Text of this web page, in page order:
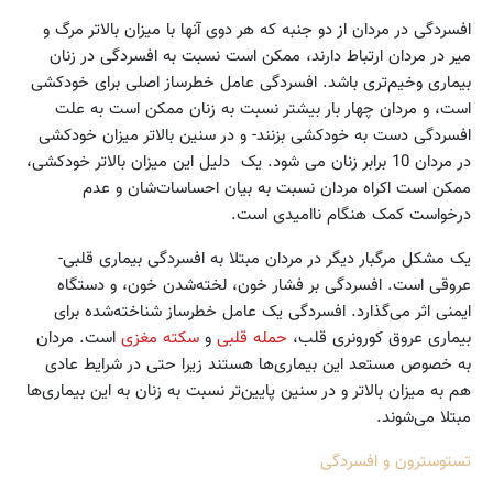
افسردگی در مردان از دو جنبه که هر دوی آنها با میزان بالاتر مرگ و
میر در مردان ارتباط دارند، ممکن است نسبت به افسردگی در زنان
بیماری وخیم‌تری باشد. افسردگی عامل خطرساز اصلی برای خودکشی
است، و مردان چهار بار بیشتر نسبت به زنان ممکن است به علت
افسردگی دست به خودکشی بزنند- و در سنین بالاتر میزان خودکشی
در مردان 10 برابر زنان می شود. یک دلیل این میزان بالاتر خودکشی،
ممکن است اکراه مردان نسبت به بیان احساسات‌شان و عدم
درخواست کمک هنگام ناامیدی است.
یک مشکل مرگبار دیگر در مردان مبتلا به افسردگی بیماری قلبی-
عروقی است. افسردگی بر فشار خون، لخته‌شدن خون، و دستگاه
ایمنی اثر می‌گذارد. افسردگی یک عامل خطرساز شناخته‌شده برای
بیماری عروق کورونری قلب، حمله قلبی و سکته مغزی است. مردان
به خصوص مستعد این بیماری‌ها هستند زیرا حتی در شرایط عادی
هم به میزان بالاتر و در سنین پایین‌تر نسبت به زنان به این بیماری‌ها
مبتلا می‌شوند.
تستوسترون و افسردگی